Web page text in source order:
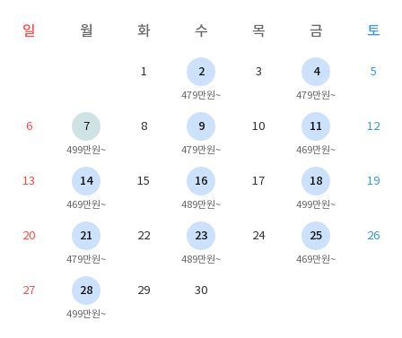
일 월 화 수 목 금 토
1 2
479만원~
3 4
479만원~
5
6 7
499만원~
8 9
479만원~
10 11
469만원~
12
13 14
469만원~
15 16
489만원~
17 18
499만원~
19
20 21
479만원~
22 23
489만원~
24 25
469만원~
26
27 28
499만원~
29 30